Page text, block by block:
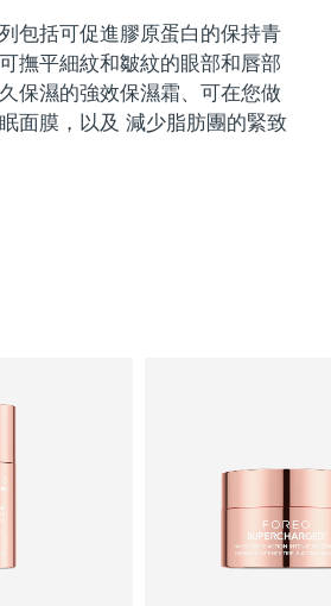
包括可促進膠原蛋白的保持青
撫平細紋和皺紋的眼部和唇部
保濕的強效保濕霜、可在您做
面膜，以及 減少脂肪團的緊致